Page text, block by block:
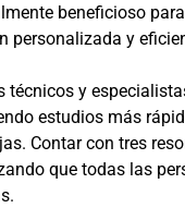
beneficioso
personalizada y
técnicos y
estudios más
Contar con tres
que todas las